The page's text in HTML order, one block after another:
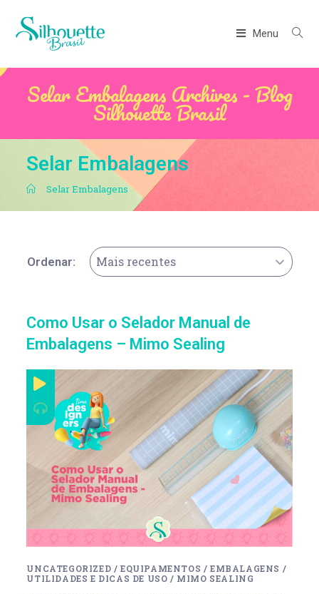
Menu
Selar Embalagens Archives - Blog
Silhouette Brasil
Selar Embalagens
. Selar Embalagens
Ordenar: Mais recentes
Como Usar o Selador Manual de
Embalagens – Mimo Sealing
UNCATEGORIZED /EQUIPAMENTOS /EMBALAGENS /
UTILIDADES E DICAS DE USO / MIMO SEALING